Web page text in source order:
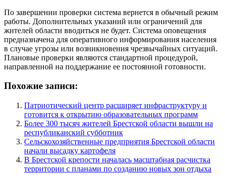
По завершении проверки система вернется в обычный режим
работы. Дополнительных указаний или ограничений для
жителей области вводиться не будет. Система оповещения
предназначена для оперативного информирования населения
в случае угрозы или возникновения чрезвычайных ситуаций.
Плановые проверки являются стандартной процедурой,
направленной на поддержание ее постоянной готовности.
Похожие записи:
Патриотический центр расширяет инфраструктуру и
готовится к открытию образовательных программ
Более 300 тысяч жителей Брестской области вышли на
республиканский субботник
Сельскохозяйственные предприятия Брестской области
начали высадку картофеля
В Брестской крепости началась масштабная расчистка
территории с планами по созданию новых зон отдыха